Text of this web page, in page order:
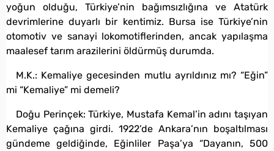
yoğun olduğu, Türkiye’nin bağımsızlığına ve Atatürk
devrimlerine duyarlı bir kentimiz. Bursa ise Türkiye’nin
otomotiv ve sanayi lokomotiflerinden, ancak yapılaşma
maalesef tarım arazilerini öldürmüş durumda.
M.K.: Kemaliye gecesinden mutlu ayrıldınız mı? “Eğin”
mi “Kemaliye” mi demeli?
Doğu Perinçek: Türkiye, Mustafa Kemal’in adını taşıyan
Kemaliye çağına girdi. 1922’de Ankara’nın boşaltılması
gündeme geldiğinde, Eğinliler Paşa’ya “Dayanın, 500